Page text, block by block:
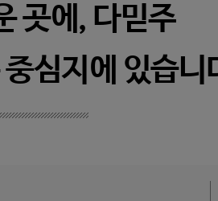
곳에, 다믿주
심지에 있습니